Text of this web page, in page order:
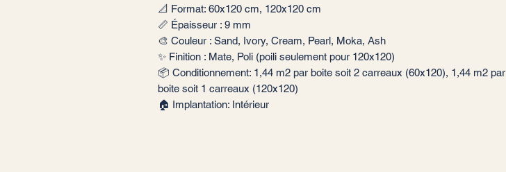
📐 Format: 60x120 cm, 120x120 cm
📏 Épaisseur : 9 mm
🎨 Couleur : Sand, Ivory, Cream, Pearl, Moka, Ash
✨ Finition : Mate, Poli (poili seulement pour 120x120)
📦 Conditionnement: 1,44 m2 par boite soit 2 carreaux (60x120), 1,44 m2 par
boite soit 1 carreaux (120x120)
🏠 Implantation: Intérieur